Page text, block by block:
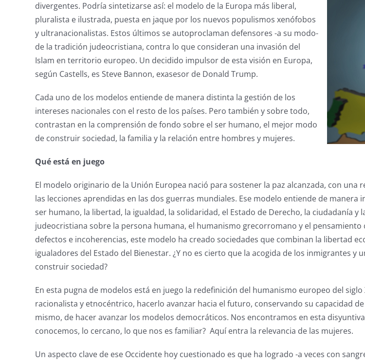
divergentes. Podría sintetizarse así: el modelo de la Europa más liberal,
pluralista e ilustrada, puesta en jaque por los nuevos populismos xenófobos
y ultranacionalistas. Estos últimos se autoproclaman defensores -a su modo-
de la tradición judeocristiana, contra lo que consideran una invasión del
Islam en territorio europeo. Un decidido impulsor de esta visión en Europa,
según Castells, es Steve Bannon, exasesor de Donald Trump.
Cada uno de los modelos entiende de manera distinta la gestión de los
intereses nacionales con el resto de los países. Pero también y sobre todo,
contrastan en la comprensión de fondo sobre el ser humano, el mejor modo
de construir sociedad, la familia y la relación entre hombres y mujeres.
Qué está en juego
El modelo originario de la Unión Europea nació para sostener la paz alcanzada, con una
las lecciones aprendidas en las dos guerras mundiales. Ese modelo entiende de
ser humano, la libertad, la igualdad, la solidaridad, el Estado de Derecho, la ciudadanía
judeocristiana sobre la persona humana, el humanismo grecorromano y el
defectos e incoherencias, este modelo ha creado sociedades que combinan la libertad
igualadores del Estado del Bienestar. ¿Y no es cierto que la acogida de los inmigrantes
construir sociedad?
En esta pugna de modelos está en juego la redefinición del humanismo europeo del
racionalista y etnocéntrico, hacerlo avanzar hacia el futuro, conservando su capacidad
mismo, de hacer avanzar los modelos democráticos. Nos encontramos en esta
conocemos, lo cercano, lo que nos es familiar? Aquí entra la relevancia de las mujeres.
Un aspecto clave de ese Occidente hoy cuestionado es que ha logrado -a veces con